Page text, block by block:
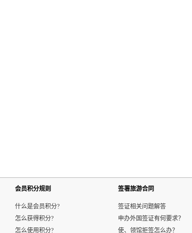
会员积分规则
什么是会员积分?
怎么获得积分?
怎么使用积分?
签署旅游合同
签证相关问题解答
申办外国签证有何要求？
使、领馆拒签怎么办？